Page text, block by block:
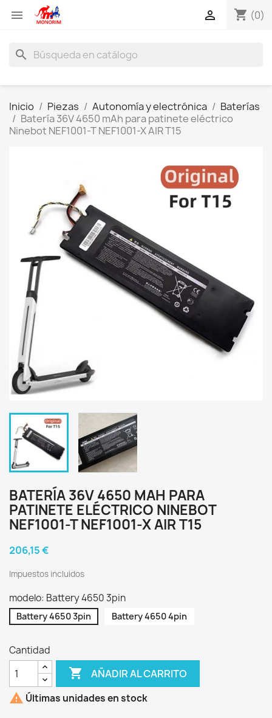
 shopping_cart (0)

search
Inicio Piezas Autonomía y electrónica
Baterías
Batería 36V 4650 mAh para patinete eléctrico
Ninebot NEF1001-T NEF1001-X AIR T15
BATERÍA 36V 4650 MAH PARA
PATINETE ELÉCTRICO NINEBOT
NEF1001-T NEF1001-X AIR T15
206,15 €
Impuestos incluidos
modelo: Battery 4650 3pin
Battery 4650 3pin Battery 4650 4pin
Cantidad
 AÑADIR AL CARRITO
 Últimas unidades en stock